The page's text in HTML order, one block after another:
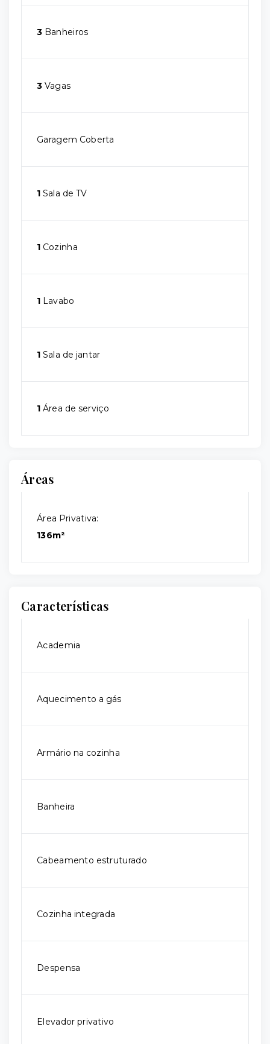
3 Banheiros
3 Vagas
Garagem Coberta
1 Sala de TV
1 Cozinha
1 Lavabo
1 Sala de jantar
1 Área de serviço
Áreas
Área Privativa:
136m²
Características
Academia
Aquecimento a gás
Armário na cozinha
Banheira
Cabeamento estruturado
Cozinha integrada
Despensa
Elevador privativo